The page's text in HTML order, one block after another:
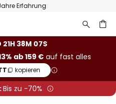
Erfahrung
21H 38M 07S
ab 159 €auf fast alles
kopieren
Bis zu -70%